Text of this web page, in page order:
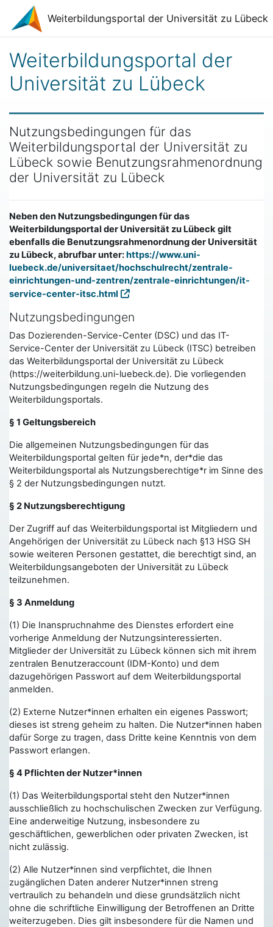
Zum Hauptinhalt
Weiterbildungsportal der Universität zu Lübeck
Weiterbildungsportal der
Universität zu Lübeck
Nutzungsbedingungen für das
Weiterbildungsportal der Universität zu
Lübeck sowie Benutzungsrahmenordnung
der Universität zu Lübeck
Neben den Nutzungsbedingungen für das
Weiterbildungsportal der Universität zu Lübeck gilt
ebenfalls die Benutzungsrahmenordnung der Universität
zu Lübeck, abrufbar unter:https://www.uni-
luebeck.de/universitaet/hochschulrecht/zentrale-
einrichtungen-und-zentren/zentrale-einrichtungen/it-
service-center-itsc.html
Nutzungsbedingungen
Das Dozierenden-Service-Center (DSC) und das IT-
Service-Center der Universität zu Lübeck (ITSC) betreiben
das Weiterbildungsportal der Universität zu Lübeck
(https://weiterbildung.uni-luebeck.de). Die vorliegenden
Nutzungsbedingungen regeln die Nutzung des
Weiterbildungsportals.
§ 1 Geltungsbereich
Die allgemeinen Nutzungsbedingungen für das
Weiterbildungsportal gelten für jede*n, der*die das
Weiterbildungsportal als Nutzungsberechtige*r im Sinne des
§ 2 der Nutzungsbedingungen nutzt.
§ 2 Nutzungsberechtigung
Der Zugriff auf das Weiterbildungsportal ist Mitgliedern und
Angehörigen der Universität zu Lübeck nach §13 HSG SH
sowie weiteren Personen gestattet, die berechtigt sind, an
Weiterbildungsangeboten der Universität zu Lübeck
teilzunehmen.
§ 3 Anmeldung
(1) Die Inanspruchnahme des Dienstes erfordert eine
vorherige Anmeldung der Nutzungsinteressierten.
Mitglieder der Universität zu Lübeck können sich mit ihrem
zentralen Benutzeraccount (IDM-Konto) und dem
dazugehörigen Passwort auf dem Weiterbildungsportal
anmelden.
(2) Externe Nutzer*innen erhalten ein eigenes Passwort;
dieses ist streng geheim zu halten. Die Nutzer*innen haben
dafür Sorge zu tragen, dass Dritte keine Kenntnis von dem
Passwort erlangen.
§ 4 Pflichten der Nutzer*innen
(1) Das Weiterbildungsportal steht den Nutzer*innen
ausschließlich zu hochschulischen Zwecken zur Verfügung.
Eine anderweitige Nutzung, insbesondere zu
geschäftlichen, gewerblichen oder privaten Zwecken, ist
nicht zulässig.
(2) Alle Nutzer*innen sind verpflichtet, die Ihnen
zugänglichen Daten anderer Nutzer*innen streng
vertraulich zu behandeln und diese grundsätzlich nicht
ohne die schriftliche Einwilligung der Betroffenen an Dritte
weiterzugeben. Dies gilt insbesondere für die Namen und